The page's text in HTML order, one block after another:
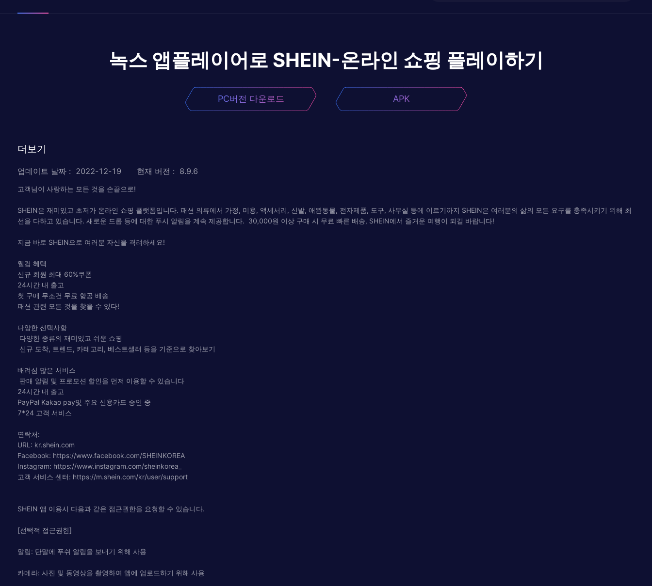
녹스 앱플레이어로 SHEIN-온라인 쇼핑 플레이하기
PC버전 다운로드 APK
더보기
업데이트 날짜 : 2022-12-19 현재 버전 : 8.9.6
고객님이 사랑하는 모든 것을 손끝으로!
SHEIN은 재미있고 초저가 온라인 쇼핑 플랫폼입니다. 패션 의류에서 가정, 미용, 액세서리, 신발, 애완동물, 전자제품, 도구, 사무실 등에 이르기까지 SHEIN은 여러분의 삶의 모든 요구를 충족시키기 위해 최
선을 다하고 있습니다. 새로운 드롭 등에 대한 푸시 알림을 계속 제공합니다. 30,000원 이상 구매 시 무료 빠른 배송, SHEIN에서 즐거운 여행이 되길 바랍니다!
지금 바로 SHEIN으로 여러분 자신을 격려하세요!
웰컴 혜택
신규 회원 최대 60%쿠폰
24시간 내 출고
첫 구매 무조건 무료 항공 배송
패션 관련 모든 것을 찾을 수 있다!
다양한 선택사항
다양한 종류의 재미있고 쉬운 쇼핑
신규 도착, 트렌드, 카테고리, 베스트셀러 등을 기준으로 찾아보기
배려심 많은 서비스
판매 알림 및 프로모션 할인을 먼저 이용할 수 있습니다
24시간 내 출고
PayPal Kakao pay및 주요 신용카드 승인 중
7*24 고객 서비스
연락처:
URL: kr.shein.com
Facebook: https://www.facebook.com/SHEINKOREA
Instagram: https://www.instagram.com/sheinkorea_
고객 서비스 센터: https://m.shein.com/kr/user/support
SHEIN 앱 이용시 다음과 같은 접근권한을 요청할 수 있습니다.
[선택적 접근권한]
알림: 단말에 푸쉬 알림을 보내기 위해 사용
카메라: 사진 및 동영상을 촬영하여 앱에 업로드하기 위해 사용